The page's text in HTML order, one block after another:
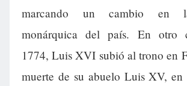
marcando un cambio en
monárquica del país. En otro
1774, Luis XVI subió al trono en
muerte de su abuelo Luis XV, en